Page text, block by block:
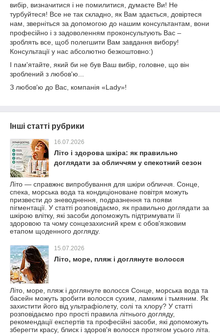
вибір, визначитися і не помилитися, думаєте Ви! Не
турбуйтеся! Все не так складно, як Вам здається, довіртеся
нам, зверніться за допомогою до нашим консультантам, вони
професійно і з задоволенням проконсультують Вас –
зроблять все, щоб полегшити Вам завдання вибору!
Консультації у нас абсолютно безкоштовно:)
І пам'ятайте, який би не був Ваш вибір, головне, що він
зроблений з любов'ю...
З любов'ю до Вас, компанія «Lady»!
Інші статті рубрики
16.07.2026
Літо і здорова шкіра: як правильно
доглядати за обличчям у спекотний сезон
Літо — справжнє випробування для шкіри обличчя. Сонце,
спека, морська вода та кондиціоноване повітря можуть
призвести до зневоднення, подразнення та появи
пігментації. У статті розповідаємо, як правильно доглядати за
шкірою влітку, які засоби допоможуть підтримувати її
здоровою та чому сонцезахисний крем є обов'язковим
етапом щоденного догляду.
15.07.2026
Літо, море, пляж і доглянуте волосся
Літо, море, пляж і доглянуте волосся Сонце, морська вода та
басейн можуть зробити волосся сухим, ламким і тьмяним. Як
захистити його від ультрафіолету, солі та хлору? У статті
розповідаємо про прості правила літнього догляду,
рекомендації експертів та професійні засоби, які допоможуть
зберегти красу, блиск і здоров'я волосся протягом усього літа.